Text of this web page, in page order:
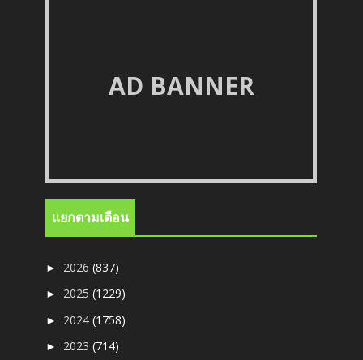
AD BANNER
แยกตามเดือน
► 2026(837)
► 2025(1229)
► 2024(1758)
► 2023(714)